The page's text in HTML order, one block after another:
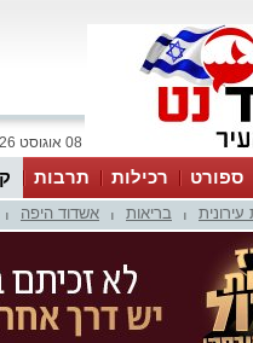
08 אוגוסט 2026 / 15:52
ספורט רכילות תרבות
עירונית בריאות אשדוד היפה